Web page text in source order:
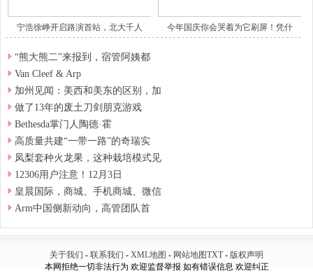
宁浩徐峥开启路演首站，北大千人 今年国庆你会哭着为它刷屏！凭什
“熊大熊二”来报到，宿管阿姨都
Van Cleef & Arp
加州见闻：美西和美东的区别，加
做了13年的废土刀剑朋克游戏
Bethesda掌门人陶德·霍
高质量共建“一带一路”的奇瑞实
凤梨套种火龙果，这种栽培模式见
12306用户注意！12月3日
皇晨国际，商城、手机商城、微信
Arm中国侧新动向，高管团队首
关于我们 - 联系我们 - XML地图 - 网站地图TXT- 版权声明
本网拒绝一切非法行为 欢迎监督举报 如有错误信息 欢迎纠正